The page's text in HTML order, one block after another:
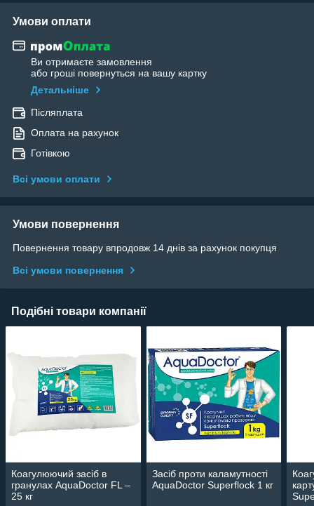
Умови оплати
Ви отримаєте замовлення
або гроші повернуться на вашу картку
Детальніше
Післяплата
Оплата на рахунок
Готівкою
Всі умови оплати
Умови повернення
Повернення товару впродовж 14 днів за рахунок покупця
Всі умови повернення
Подібні товари компанії
Коагулюючий засіб в
гранулах AquaDoctor FL –
25 кг
Засіб проти каламутності
AquaDoctor Superflock 1 кг